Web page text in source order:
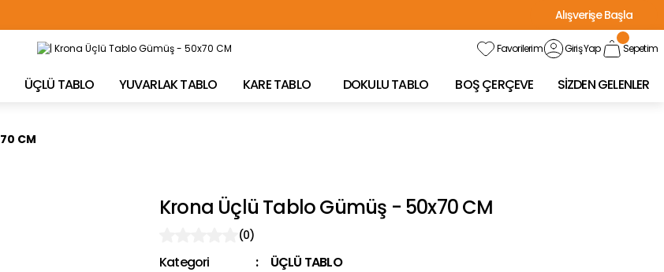
Alışverişe Başla
TÜRKİYE'NİN HER YERİNE ÜCRETSİZ KARGO!
Favorilerim Giriş Yap Sepetim
ÜÇLÜ TABLO YUVARLAK TABLO KARE TABLO DOKULU TABLO BOŞ ÇERÇEVE SİZDEN GELENLER
CM
Krona Üçlü Tablo Gümüş - 50x70 CM
(0)
Kategori
ÜÇLÜ TABLO